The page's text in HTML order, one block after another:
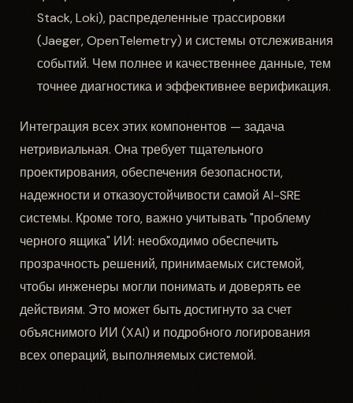
Stack, Loki), распределенные трассировки
(Jaeger, OpenTelemetry) и системы отслеживания
событий. Чем полнее и качественнее данные, тем
точнее диагностика и эффективнее верификация.
Интеграция всех этих компонентов — задача
нетривиальная. Она требует тщательного
проектирования, обеспечения безопасности,
надежности и отказоустойчивости самой AI-SRE
системы. Кроме того, важно учитывать "проблему
черного ящика" ИИ: необходимо обеспечить
прозрачность решений, принимаемых системой,
чтобы инженеры могли понимать и доверять ее
действиям. Это может быть достигнуто за счет
объяснимого ИИ (XAI) и подробного логирования
всех операций, выполняемых системой.